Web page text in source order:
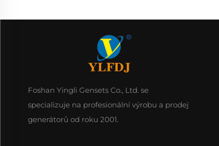
Foshan Yingli Gensets Co., Ltd. se
specializuje na profesionální výrobu a prodej
generátorů od roku 2001.